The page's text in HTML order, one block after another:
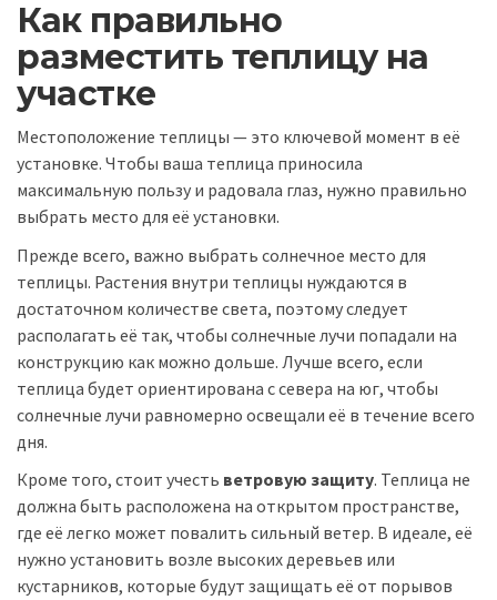
Как правильно
разместить теплицу на
участке
Местоположение теплицы — это ключевой момент в её
установке. Чтобы ваша теплица приносила
максимальную пользу и радовала глаз, нужно правильно
выбрать место для её установки.
Прежде всего, важно выбрать солнечное место для
теплицы. Растения внутри теплицы нуждаются в
достаточном количестве света, поэтому следует
располагать её так, чтобы солнечные лучи попадали на
конструкцию как можно дольше. Лучше всего, если
теплица будет ориентирована с севера на юг, чтобы
солнечные лучи равномерно освещали её в течение всего
дня.
Кроме того, стоит учесть ветровую защиту. Теплица не
должна быть расположена на открытом пространстве,
где её легко может повалить сильный ветер. В идеале, её
нужно установить возле высоких деревьев или
кустарников, которые будут защищать её от порывов